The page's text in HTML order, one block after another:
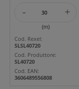
- +
(m)
Cod. Rexel:
SLSL40720
Cod. Produttore:
SL40720
Cod. EAN:
3606489556808